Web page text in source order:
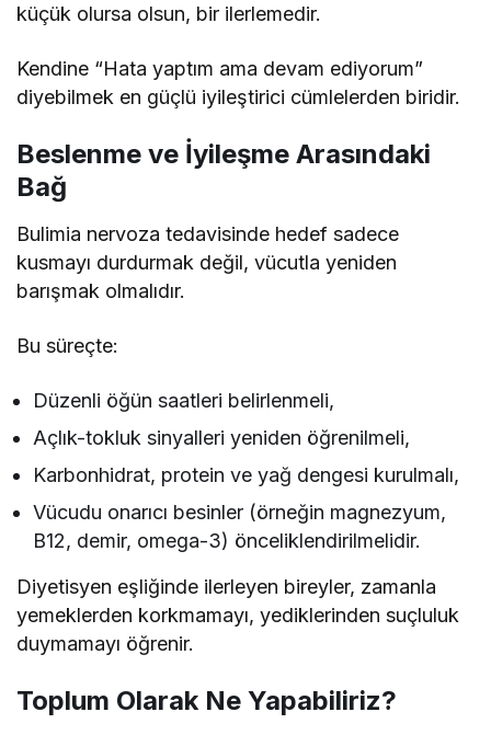
küçük olursa olsun, bir ilerlemedir.
Kendine “Hata yaptım ama devam ediyorum”
diyebilmek en güçlü iyileştirici cümlelerden biridir.
Beslenme ve İyileşme Arasındaki
Bağ
Bulimia nervoza tedavisinde hedef sadece
kusmayı durdurmak değil, vücutla yeniden
barışmak olmalıdır.
Bu süreçte:
Düzenli öğün saatleri belirlenmeli,
Açlık-tokluk sinyalleri yeniden öğrenilmeli,
Karbonhidrat, protein ve yağ dengesi kurulmalı,
Vücudu onarıcı besinler (örneğin magnezyum,
B12, demir, omega-3) önceliklendirilmelidir.
Diyetisyen eşliğinde ilerleyen bireyler, zamanla
yemeklerden korkmamayı, yediklerinden suçluluk
duymamayı öğrenir.
Toplum Olarak Ne Yapabiliriz?